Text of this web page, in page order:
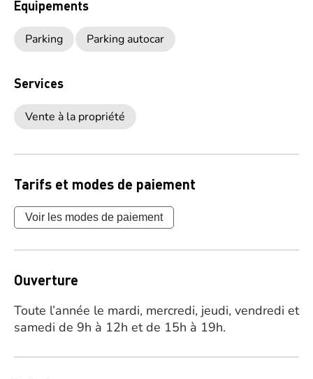
Equipements
Parking Parking autocar
Services
Vente à la propriété
Tarifs et modes de paiement
Voir les modes de paiement
Ouverture
Toute l’année le mardi, mercredi, jeudi, vendredi et
samedi de 9h à 12h et de 15h à 19h.